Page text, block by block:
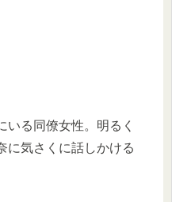
いる同僚女性。明るく
に気さくに話しかける